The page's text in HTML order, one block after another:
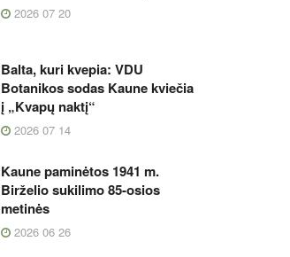
2026 07 20
Balta, kuri kvepia: VDU
Botanikos sodas Kaune kviečia
į „Kvapų naktį“
2026 07 14
Kaune paminėtos 1941 m.
Birželio sukilimo 85-osios
metinės
2026 06 26